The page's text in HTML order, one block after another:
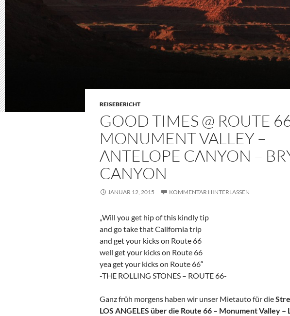
REISEBERICHT
GOOD TIMES @ ROUTE
MONUMENT VALLEY –
ANTELOPE CANYON –
CANYON
JANUAR 12, 2015 KOMMENTAR HINTERLASSEN
„Will you get hip of this kindly tip
and go take that California trip
and get your kicks on Route 66
well get your kicks on Route 66
yea get your kicks on Route 66“
-THE ROLLING STONES – ROUTE 66-
Ganz früh morgens haben wir unser Mietauto für die
LOS ANGELES über die Route 66 – Monument Valley –